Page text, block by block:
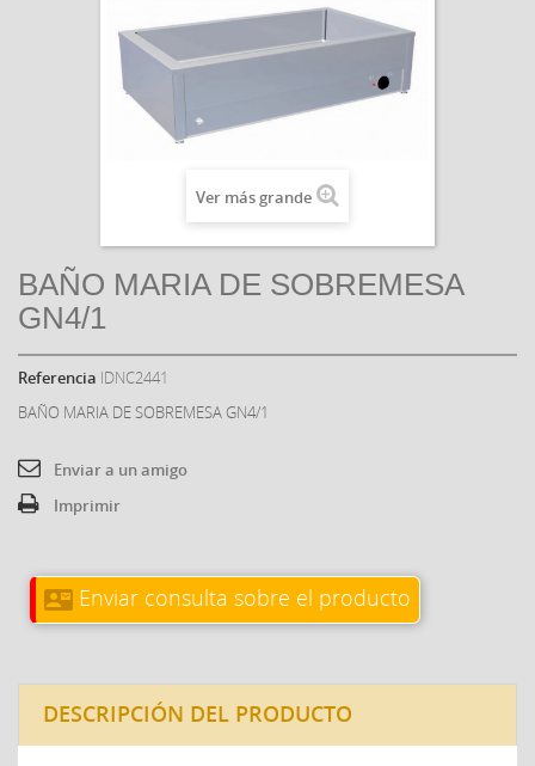
Ver más grande
BAÑO MARIA DE SOBREMESA
GN4/1
Referencia IDNC2441
BAÑO MARIA DE SOBREMESA GN4/1
Enviar a un amigo
Imprimir
contact_mail Enviar consulta sobre el producto
DESCRIPCIÓN DEL PRODUCTO